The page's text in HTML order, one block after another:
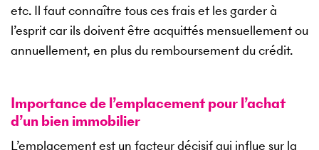
etc. Il faut connaître tous ces frais et les garder à
l’esprit car ils doivent être acquittés mensuellement ou
annuellement, en plus du remboursement du crédit.
Importance de l’emplacement pour l’achat
d’un bien immobilier
L’emplacement est un facteur décisif qui influe sur la